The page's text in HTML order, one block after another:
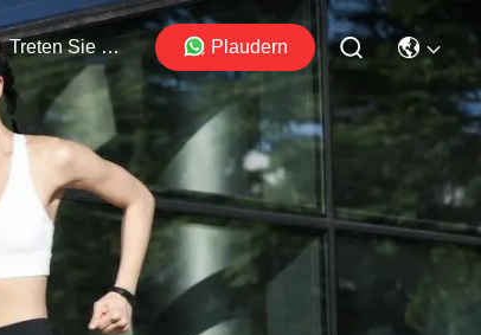
Treten Sie Mit Uns In Verbindung Plaudern